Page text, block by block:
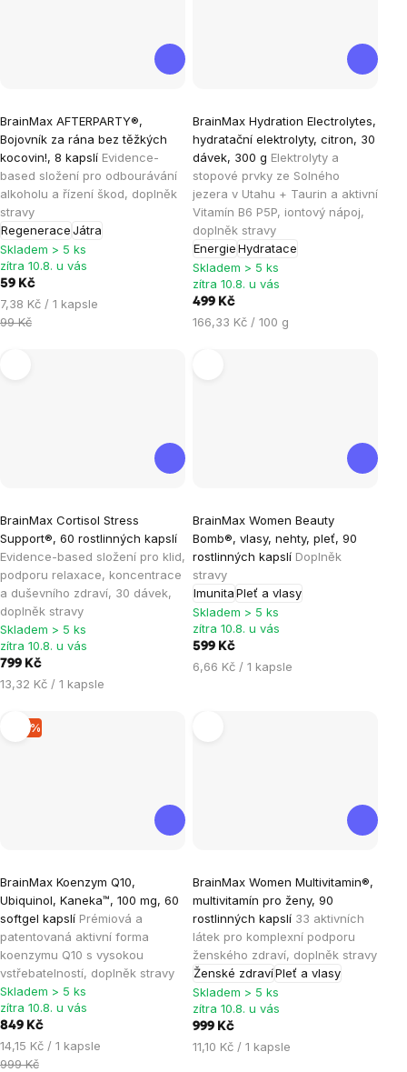
BrainMax AFTERPARTY®,
Bojovník za rána bez těžkých
kocovin!, 8 kapslí Evidence-
based složení pro odbourávání
alkoholu a řízení škod, doplněk
stravy
RegeneraceJátra
Skladem > 5 ks
zítra 10.8. u vás
59 Kč
Měrná
cena:
7,38 Kč / 1 kapsle
99 Kč
BrainMax Hydration Electrolytes,
hydratační elektrolyty, citron, 30
dávek, 300 g Elektrolyty a
stopové prvky ze Solného
jezera v Utahu + Taurin a aktivní
Vitamín B6 P5P, iontový nápoj,
doplněk stravy
EnergieHydratace
hodnocení
produktu
je
4,8
z
5
hvězdiček.
Skladem > 5 ks
zítra 10.8. u vás
499 Kč
Měrná
166,33 Kč / 100 g
BrainMax Cortisol Stress
Support®, 60 rostlinných kapslí
Evidence-based složení pro klid,
podporu relaxace, koncentrace
a duševního zdraví, 30 dávek,
doplněk stravy
hodnocení
produktu
je
4,7
z
5
hvězdiček.
Skladem > 5 ks
zítra 10.8. u vás
799 Kč
Měrná
13,32 Kč / 1 kapsle
BrainMax Women Beauty
Bomb®, vlasy, nehty, pleť, 90
rostlinných kapslí Doplněk
stravy
ImunitaPleť a vlasy
hodnocení
produktu
je
4,9
z
5
hvězdiček.
Skladem > 5 ks
zítra 10.8. u vás
599 Kč
Měrná
6,66 Kč / 1 kapsle
–15 %
BrainMax Koenzym Q10,
Ubiquinol, Kaneka™, 100 mg, 60
softgel kapslí Prémiová a
patentovaná aktivní forma
koenzymu Q10 s vysokou
vstřebatelností, doplněk stravy
hodnocení
produktu
je
4,9
z
5
hvězdiček.
Skladem > 5 ks
zítra 10.8. u vás
849 Kč
Měrná
cena:
14,15 Kč / 1 kapsle
999 Kč
BrainMax Women Multivitamin®,
multivitamín pro ženy, 90
rostlinných kapslí 33 aktivních
látek pro komplexní podporu
ženského zdraví, doplněk stravy
Ženské zdravíPleť a vlasy
hodnocení
produktu
je
4,9
z
5
hvězdiček.
Skladem > 5 ks
zítra 10.8. u vás
999 Kč
Měrná
11,10 Kč / 1 kapsle